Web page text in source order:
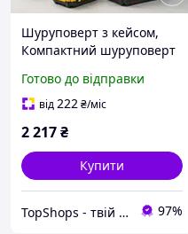
Шуруповерт з кейсом,
Компактний шуруповерт
насадками TU-35
Готово до відправки
від222₴/міс
2 217₴
Купити
TopShops - твій інтернет магазин 97%